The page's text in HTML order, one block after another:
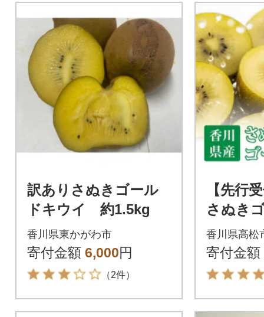
訳ありさぬきゴール
ドキウイ 約1.5kg
香川県東かがわ市
寄付金額 6,000円
（2件）
【先行
さぬき
イ 約
香川県高松
寄付金額